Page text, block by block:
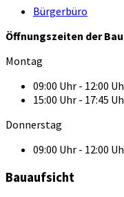
Bürgerbüro
Öffnungszeiten der
Montag
09:00 Uhr - 12:00
15:00 Uhr - 17:45
Donnerstag
09:00 Uhr - 12:00
Bauaufsicht